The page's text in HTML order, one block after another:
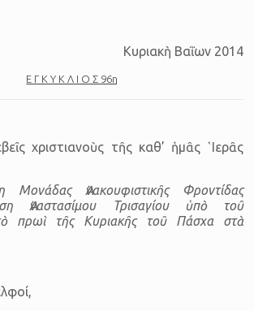
Κυριακὴ Βαῒων 2014
Ε Γ Κ Υ Κ Λ Ι Ο Σ 96η
χριστιανοὺς τῆς καθ’ ἡμᾶς ῾Ιερᾶς
Μονάδας Ἀνακουφιστικῆς Φροντίδας
Ἀναστασίμου Τρισαγίου ὑπὸ τοῦ
πρωὶ τῆς Κυριακῆς τοῦ Πάσχα στὰ